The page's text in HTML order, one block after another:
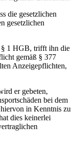
die gesetzlichen
gesetzlichen
§ 1 HGB, trifft ihn die
gemäß § 377
Anzeigepflichten,
er gebeten,
bei dem
in Kenntnis zu
dies keinerlei